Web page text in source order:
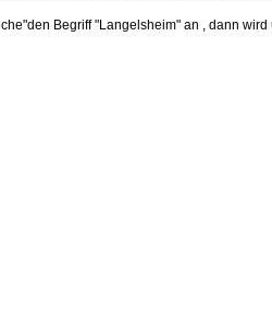
Begriff "Langelsheim" an , dann